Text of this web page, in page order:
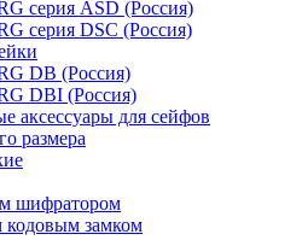
серия ASD (Россия)
серия DSC (Россия)
DB (Россия)
DBI (Россия)
аксессуары для сейфов
размера
шифратором
замком